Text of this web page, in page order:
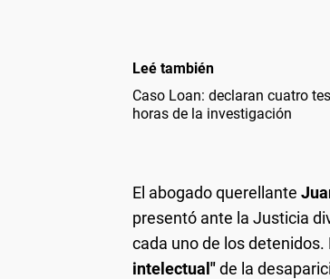
Leé también
Caso Loan: declaran cuatro
horas de la investigación
El abogado querellante
presentó ante la Justicia
cada uno de los detenidos.
intelectual"de la